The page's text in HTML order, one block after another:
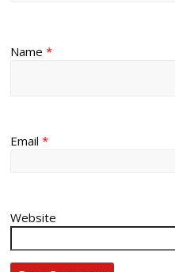
Name*
Email*
Website